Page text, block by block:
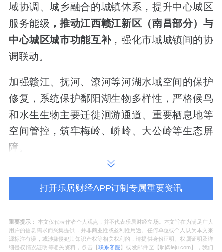
域协调、城乡融合的城镇体系，提升中心城区
服务能级 ，推动江西赣江新区（南昌部分）与
中心城区城市功能互补，强化市域城镇间的协
调联动。
加强赣江、抚河、潦河等河湖水域空间的保护
修复，系统保护鄱阳湖生物多样性，严格候鸟
和水生生物主要迁徙洄游通道、重要栖息地等
空间管控，筑牢梅岭、峤岭、大公岭等生态屏
障。
原、赣抚平原特色优势农产品生产空间。完善
合交通、设施配置和土地使用，优先保障先进
制造业发展空间需求。
打开乐居财经APP订制专属重要资讯
重要提示： 本文仅代表作者个人观点，并不代表乐居财经立场。本文旨在为满足广大
用户的信息需求而采集提供，并非商业性或盈利性用途。任何单位或个人认为本文来
源标注有误，或涉嫌侵犯其知识产权等相关权利的，请提供身份证明、权属证明及详
细侵权情况证明等相关资料，点击【联系客服 】或发邮件至【ljcj@leju.com】，我们